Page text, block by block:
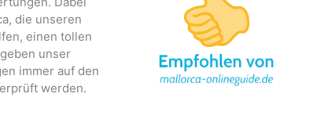
die unseren
einen tollen
unser
immer auf den
werden.